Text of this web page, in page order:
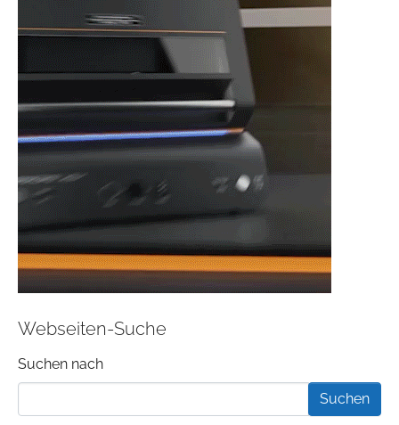
Webseiten-Suche
Suchformular
Suchen nach